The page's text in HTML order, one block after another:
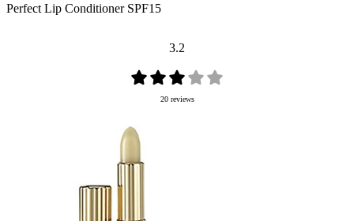
Perfect Lip Conditioner SPF15
3.2
20 reviews